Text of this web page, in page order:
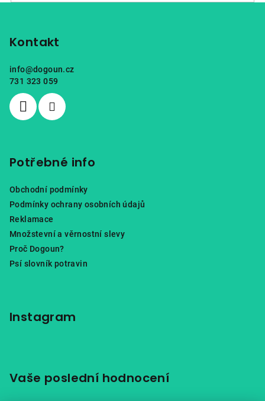
Kontakt
info@dogoun.cz
731 323 059
Potřebné info
Obchodní podmínky
Podmínky ochrany osobních údajů
Reklamace
Množstevní a věrnostní slevy
Proč Dogoun?
Psí slovník potravin
Instagram
Vaše poslední hodnocení